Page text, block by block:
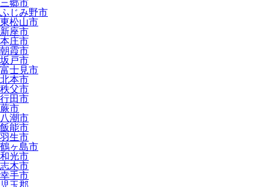
三郷市
ふじみ野市
東松山市
新座市
本庄市
朝霞市
坂戸市
富士見市
北本市
秩父市
行田市
蕨市
八潮市
飯能市
羽生市
鶴ヶ島市
和光市
志木市
幸手市
児玉郡